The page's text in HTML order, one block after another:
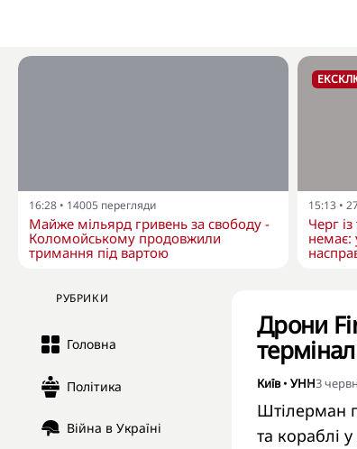
16:28 • 14005 перегляди
Майже мільярд гривень за свободу -
Коломойському продовжили
тримання під вартою
15:13 •
Черг
РУБРИКИ
Головна
Політика
Війна в Україні
Дрони
Київ• УНН3
Штілерман
та кораблі